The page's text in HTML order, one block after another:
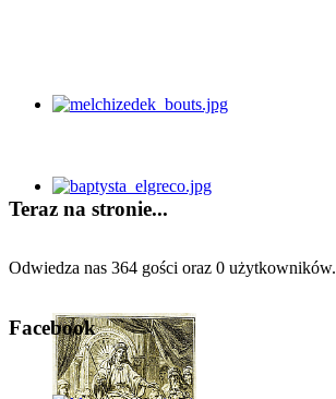
Teraz na stronie...
Odwiedza nas 364 gości oraz 0 użytkowników.
Facebook